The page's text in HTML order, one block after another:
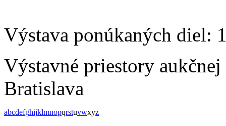
Výstava ponúkaných diel:
Výstavné priestory
Bratislava
abcdefghijklmnopqrstuvwxyz